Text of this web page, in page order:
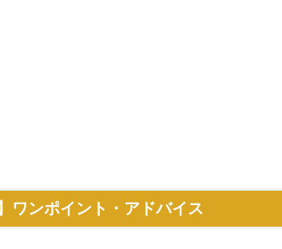
ワンポイント・アドバイス